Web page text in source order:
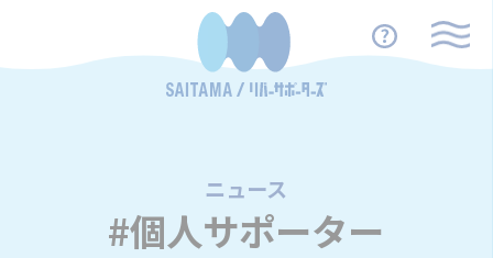
ニュース
/
#個人サポーター